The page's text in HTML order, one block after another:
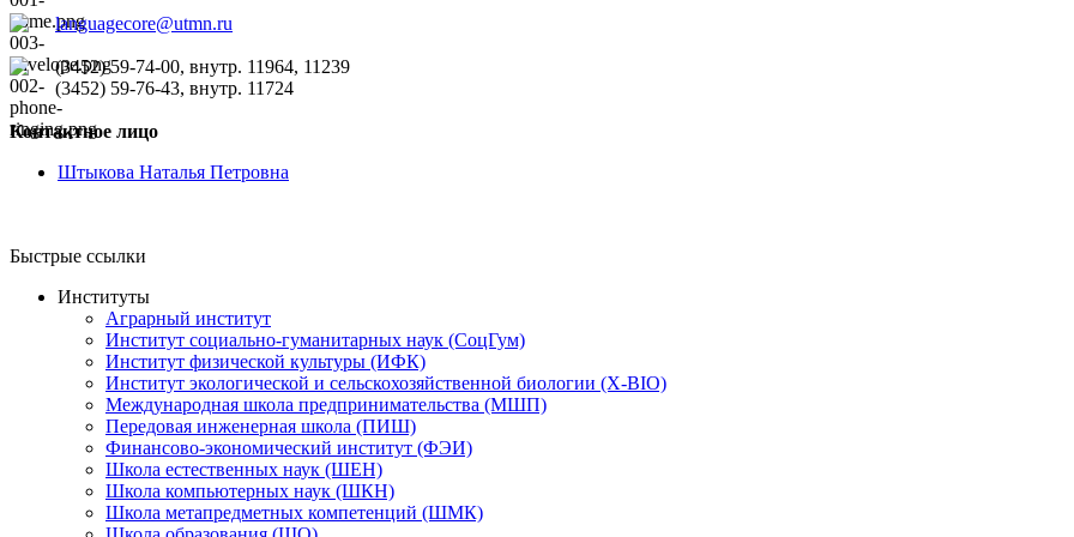
languagecore@utmn.ru
(3452) 59-74-00, внутр. 11964, 11239
(3452) 59-76-43, внутр. 11724
Контактное лицо
Штыкова Наталья Петровна
Быстрые ссылки
Институты
Аграрный институт
Институт социально-гуманитарных наук (СоцГум)
Институт физической культуры (ИФК)
Институт экологической и сельскохозяйственной биологии (X-BIO)
Международная школа предпринимательства (МШП)
Передовая инженерная школа (ПИШ)
Финансово-экономический институт (ФЭИ)
Школа естественных наук (ШЕН)
Школа компьютерных наук (ШКН)
Школа метапредметных компетенций (ШМК)